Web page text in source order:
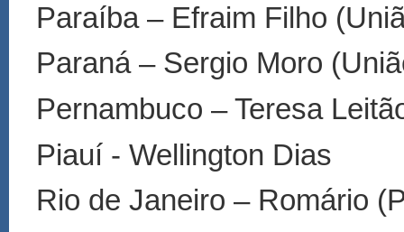
Paraíba –Efraim Filho (Uni
Paraná –Sergio Moro (Uniã
Pernambuco –Teresa Leitã
Piauí - Wellington Dias
Rio de Janeiro –Romário